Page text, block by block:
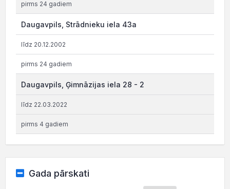
pirms 24 gadiem
Daugavpils, Strādnieku iela 43a
līdz 20.12.2002
pirms 24 gadiem
Daugavpils, Ģimnāzijas iela 28 - 2
līdz 22.03.2022
pirms 4 gadiem
Gada pārskati